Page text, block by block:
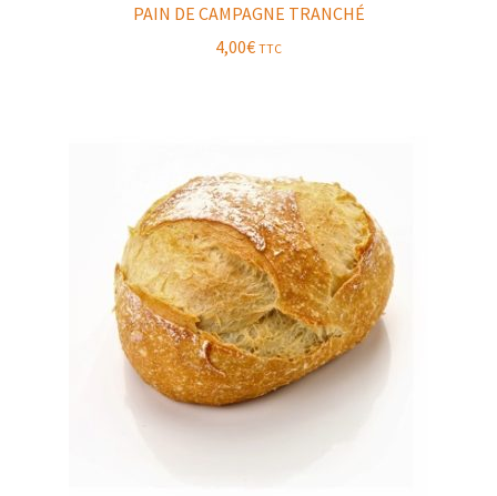
PAIN DE CAMPAGNE TRANCHÉ
4,00€ TTC